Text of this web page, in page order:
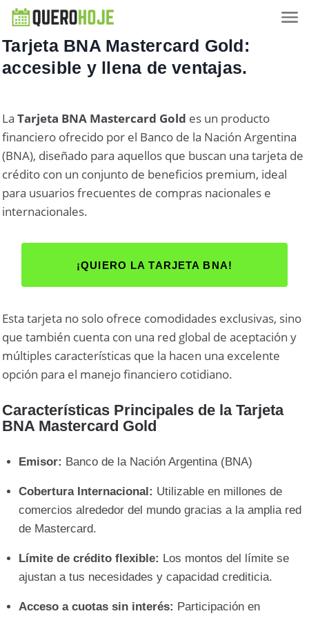
Tarjeta BNA Mastercard Gold:
accesible y llena de ventajas.
LaTarjeta BNA Mastercard Gold es un producto
financiero ofrecido por el Banco de la Nación Argentina
(BNA), diseñado para aquellos que buscan una tarjeta de
crédito con un conjunto de beneficios premium, ideal
para usuarios frecuentes de compras nacionales e
internacionales.
¡QUIERO LA TARJETA BNA!
Esta tarjeta no solo ofrece comodidades exclusivas, sino
que también cuenta con una red global de aceptación y
múltiples características que la hacen una excelente
opción para el manejo financiero cotidiano.
Características Principales de la Tarjeta
BNA Mastercard Gold
Emisor: Banco de la Nación Argentina (BNA)
Cobertura Internacional: Utilizable en millones de
comercios alrededor del mundo gracias a la amplia red
de Mastercard.
Límite de crédito flexible: Los montos del límite se
ajustan a tus necesidades y capacidad crediticia.
Acceso a cuotas sin interés: Participación en